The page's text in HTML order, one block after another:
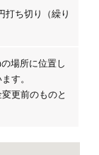
打ち切り（繰り
場所に位置し
す。
更前のものと